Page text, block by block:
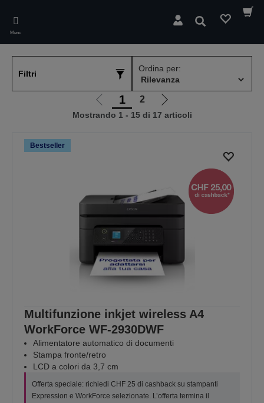
main
content
Menu
Cerca
Filtri
Ordina per:
Vai
alla
1 2
Vai
alla
Mostrando 1 - 15 di 17 articoli
Bestseller
Multifunzione inkjet wireless A4
WorkForce WF-2930DWF
Alimentatore automatico di documenti
Stampa fronte/retro
LCD a colori da 3,7 cm
Offerta speciale: richiedi CHF 25 di cashback su stampanti
Expression e WorkForce selezionate. L’offerta termina il